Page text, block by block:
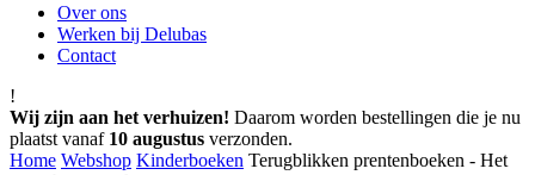
Over ons
Werken bij Delubas
Contact
!
Wij zijn aan het verhuizen! Daarom worden bestellingen die je nu
plaatst vanaf 10 augustus verzonden.
Home Webshop Kinderboeken Terugblikken prentenboeken - Het